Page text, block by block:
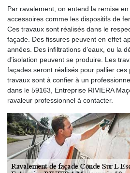
Par ravalement, on entend la remise
accessoires comme les dispositifs de
Ces travaux sont réalisés dans le
façade. Des fissures peuvent en effet
années. Des infiltrations d’eaux, ou la
d’isolation peuvent se produire. Les
façades seront réalisés pour pallier ces
travaux sont à confier à un
dans le 59163, Entreprise RIVIERA
ravaleur professionnel à contacter.